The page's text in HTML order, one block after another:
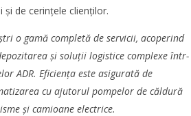
de cerințele clienților.
o gamă completă de servicii, acoperind
și soluții logistice complexe într-
ADR. Eficiența este asigurată de
cu ajutorul pompelor de căldură
și camioane electrice.